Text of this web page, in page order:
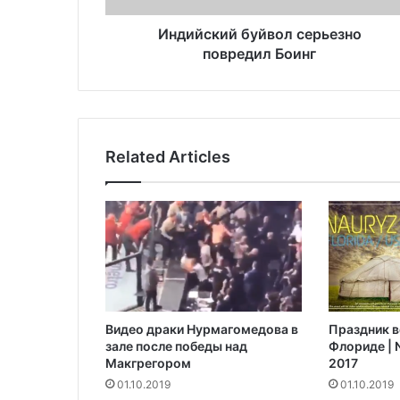
й
в
е
р
ь
е
з
н
о
в
р
е
д
Индийский буйвол серьезно
повредил Боинг
Related Articles
Видео драки Нурмагомедова в
зале после победы над
Макгрегором‍
01.10.2019
Праздник
Флориде |
2017
01.10.2019